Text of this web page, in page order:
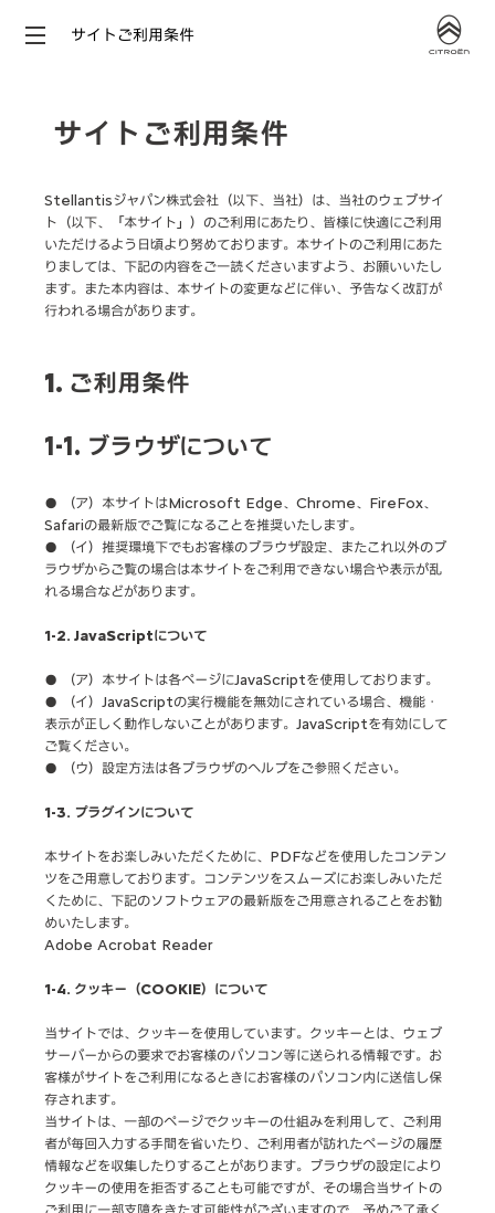
サイトご利用条件
サイトご利用条件
Stellantisジャパン株式会社（以下、当社）は、当社のウェブサイ
ト（以下、「本サイト」）のご利用にあたり、皆様に快適にご利用
いただけるよう日頃より努めております。本サイトのご利用にあた
りましては、下記の内容をご一読くださいますよう、お願いいたし
ます。また本内容は、本サイトの変更などに伴い、予告なく改訂が
行われる場合があります。
1. ご利用条件
1-1. ブラウザについて
● （ア）本サイトはMicrosoft Edge、Chrome、FireFox、
Safariの最新版でご覧になることを推奨いたします。
● （イ）推奨環境下でもお客様のブラウザ設定、またこれ以外のブ
ラウザからご覧の場合は本サイトをご利用できない場合や表示が乱
れる場合などがあります。
1-2. JavaScriptについて
● （ア）本サイトは各ページにJavaScriptを使用しております。
● （イ）JavaScriptの実行機能を無効にされている場合、機能・
表示が正しく動作しないことがあります。JavaScriptを有効にして
ご覧ください。
● （ウ）設定方法は各ブラウザのヘルプをご参照ください。
1-3. プラグインについて
本サイトをお楽しみいただくために、PDFなどを使用したコンテン
ツをご用意しております。コンテンツをスムーズにお楽しみいただ
くために、下記のソフトウェアの最新版をご用意されることをお勧
めいたします。
Adobe Acrobat Reader
1-4. クッキー（COOKIE）について
当サイトでは、クッキーを使用しています。クッキーとは、ウェブ
サーバーからの要求でお客様のパソコン等に送られる情報です。お
客様がサイトをご利用になるときにお客様のパソコン内に送信し保
存されます。
当サイトは、一部のページでクッキーの仕組みを利用して、ご利用
者が毎回入力する手間を省いたり、ご利用者が訪れたページの履歴
情報などを収集したりすることがあります。ブラウザの設定により
クッキーの使用を拒否することも可能ですが、その場合当サイトの